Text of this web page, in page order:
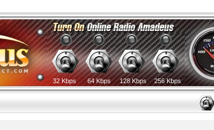
32 Kbps 64 Kbps 128 Kbps 256 Kbps